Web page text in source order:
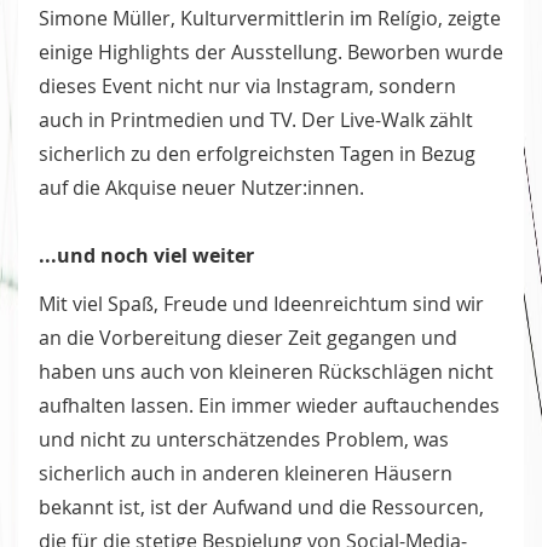
Simone Müller, Kulturvermittlerin im Relígio, zeigte
einige Highlights der Ausstellung. Beworben wurde
dieses Event nicht nur via Instagram, sondern
auch in Printmedien und TV. Der Live-Walk zählt
sicherlich zu den erfolgreichsten Tagen in Bezug
auf die Akquise neuer Nutzer:innen.
...und noch viel weiter
Mit viel Spaß, Freude und Ideenreichtum sind wir
an die Vorbereitung dieser Zeit gegangen und
haben uns auch von kleineren Rückschlägen nicht
aufhalten lassen. Ein immer wieder auftauchendes
und nicht zu unterschätzendes Problem, was
sicherlich auch in anderen kleineren Häusern
bekannt ist, ist der Aufwand und die Ressourcen,
die für die stetige Bespielung von Social-Media-